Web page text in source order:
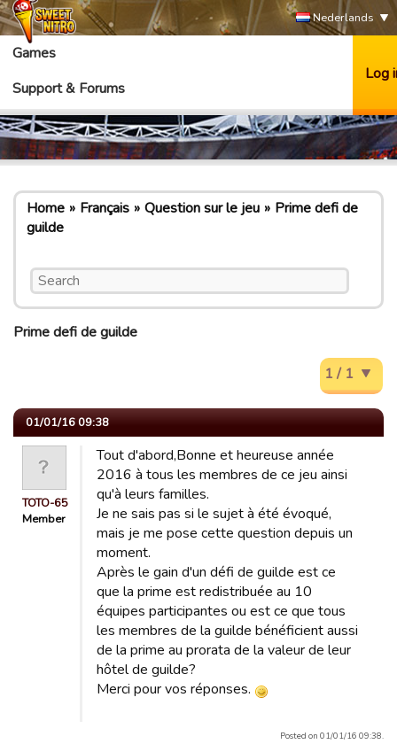
Nederlands
Games
Support & Forums
Log
Home Français Question sur le jeu
Prime defi de
guilde
Prime defi de guilde
1 / 1
01/01/16 09:38
TOTO-65
Member
Tout d'abord,Bonne et heureuse année
2016 à tous les membres de ce jeu ainsi
qu'à leurs familles.
Je ne sais pas si le sujet à été évoqué,
mais je me pose cette question depuis un
moment.
Après le gain d'un défi de guilde est ce
que la prime est redistribuée au 10
équipes participantes ou est ce que tous
les membres de la guilde bénéficient aussi
de la prime au prorata de la valeur de leur
hôtel de guilde?
Merci pour vos réponses.
Posted on 01/01/16 09:38.